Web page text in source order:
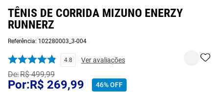
TÊNIS DE CORRIDA MIZUNO ENERZY
RUNNERZ
Referência: 102280003_3-004
4.8 Ver avaliações
R$ 499,99
R$ 269,99 46%OFF